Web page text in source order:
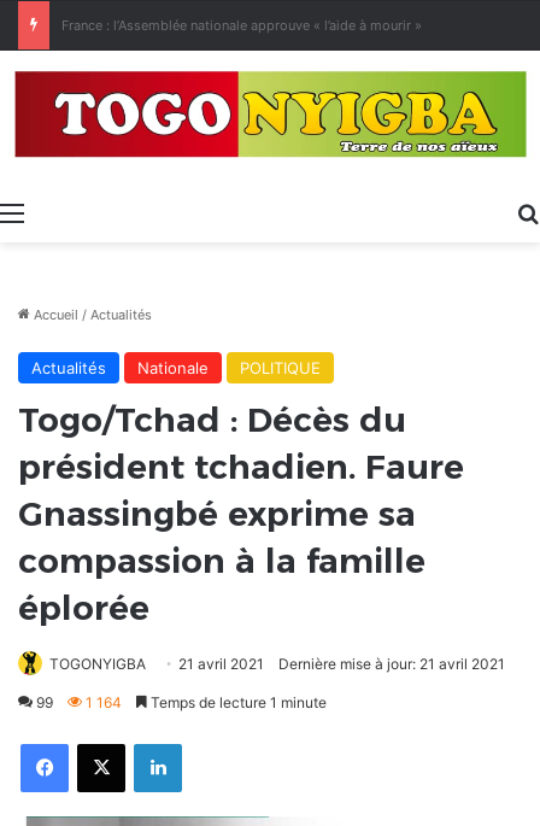
Menu
Accueil / Actualités
Actualités Nationale POLITIQUE
Togo/Tchad : Décès du
président tchadien. Faure
Gnassingbé exprime sa
compassion à la famille
éplorée
TOGONYIGBA 21 avril 2021 Dernière mise à jour: 21 avril 2021
99 1 164 Temps de lecture 1 minute
FacebookX Linkedin